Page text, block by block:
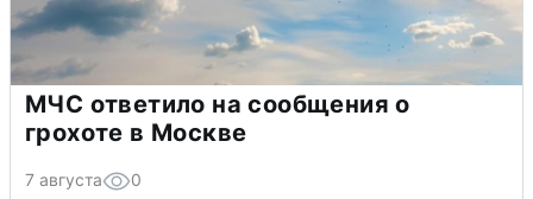
МЧС ответило на сообщения о
грохоте в Москве
7 августа 0